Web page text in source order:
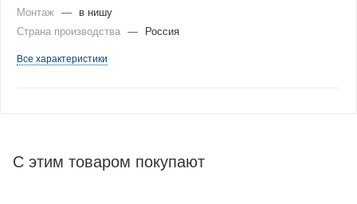
Монтаж —
в нишу
Страна производства — Россия
Все характеристики
С этим товаром покупают